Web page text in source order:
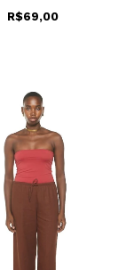
R$69,00